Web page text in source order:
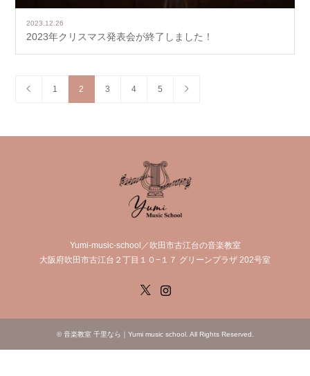
2023.12.26
2023年クリスマス発表会が終了しました！
1 2 3 4 5
Yumi-music-school／吹田市古江台の音楽教室
大阪府吹田市古江台２丁目１０−１７ グリーンプラザ 202号室
© 音楽教室 千里なら｜Yumi music school. All Rights Reserved.